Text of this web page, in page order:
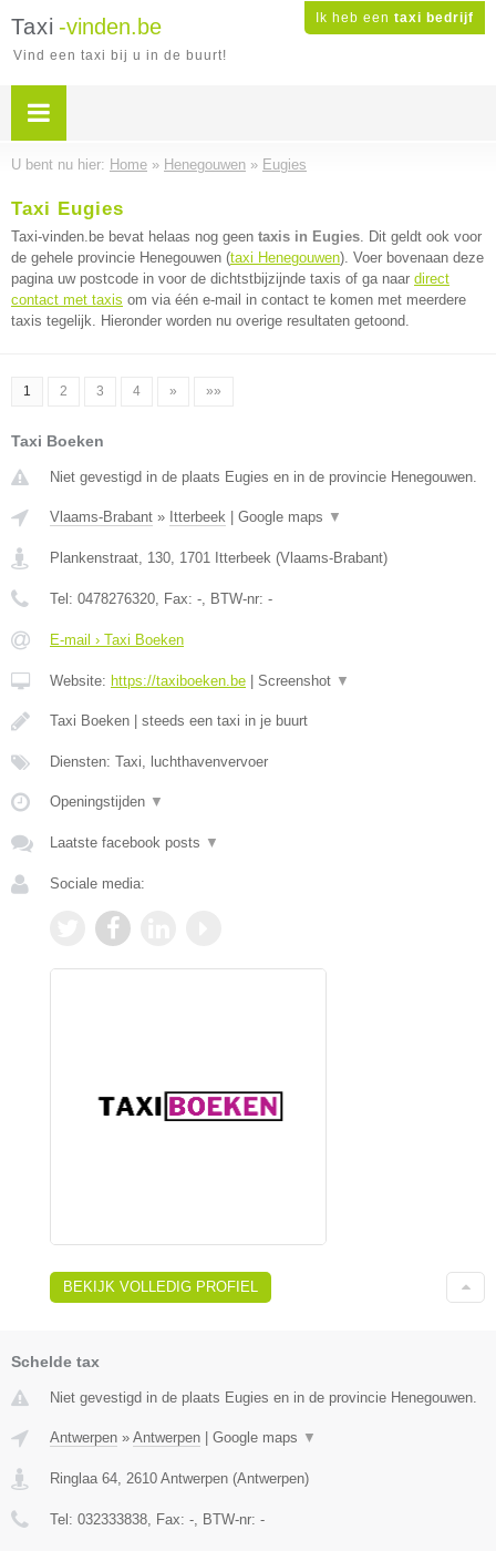
Ik heb een taxi bedrijf
Taxi -vinden.be
Vind een taxi bij u in de buurt!
U bent nu hier: Home » Henegouwen » Eugies
Taxi Eugies
Taxi-vinden.be bevat helaas nog geen taxis in Eugies. Dit geldt ook voor
de gehele provincie Henegouwen (taxi Henegouwen). Voer bovenaan deze
pagina uw postcode in voor de dichtstbijzijnde taxis of ga naar direct
contact met taxis om via één e-mail in contact te komen met meerdere
taxis tegelijk. Hieronder worden nu overige resultaten getoond.
1 2 3 4 » »»
Taxi Boeken
Niet gevestigd in de plaats Eugies en in de provincie Henegouwen.
Vlaams-Brabant » Itterbeek Google maps ▼
Plankenstraat, 130, 1701 Itterbeek (Vlaams-Brabant)
Tel: 0478276320, Fax: -, BTW-nr: -
E-mail › Taxi Boeken
Website: https://taxiboeken.be Screenshot ▼
Taxi Boeken | steeds een taxi in je buurt
Diensten: Taxi, luchthavenvervoer
Openingstijden ▼
Laatste facebook posts ▼
Sociale media:
BEKIJK VOLLEDIG PROFIEL
Schelde tax
Niet gevestigd in de plaats Eugies en in de provincie Henegouwen.
Antwerpen » Antwerpen Google maps ▼
Ringlaa 64, 2610 Antwerpen (Antwerpen)
Tel: 032333838, Fax: -, BTW-nr: -